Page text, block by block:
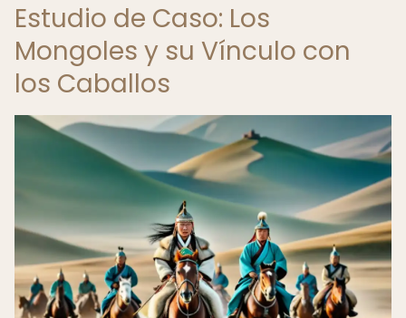
Estudio de Caso: Los
Mongoles y su Vínculo con
los Caballos